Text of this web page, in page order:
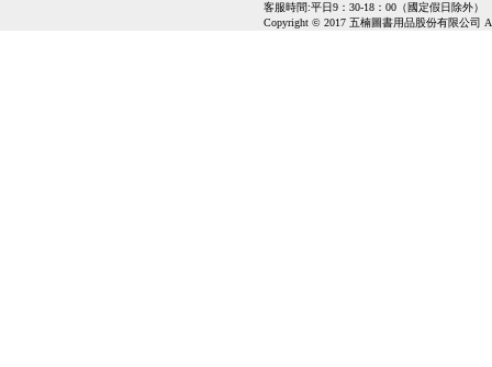
客服時間:平日9：30-18：00（國定假日除外）
Copyright © 2017 五楠圖書用品股份有限公司